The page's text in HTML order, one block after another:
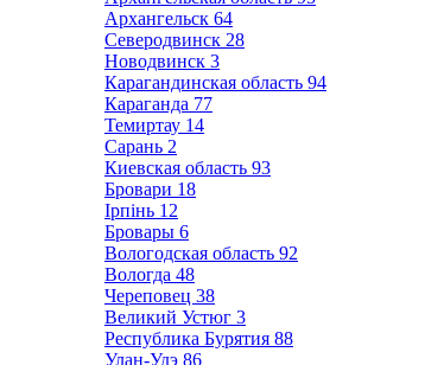
Архангельск 64
Северодвинск 28
Новодвинск 3
Карагандинская область 94
Караганда 77
Темиртау 14
Сарань 2
Киевская область 93
Бровари 18
Ірпінь 12
Бровары 6
Вологодская область 92
Вологда 48
Череповец 38
Великий Устюг 3
Республика Бурятия 88
Улан-Удэ 86